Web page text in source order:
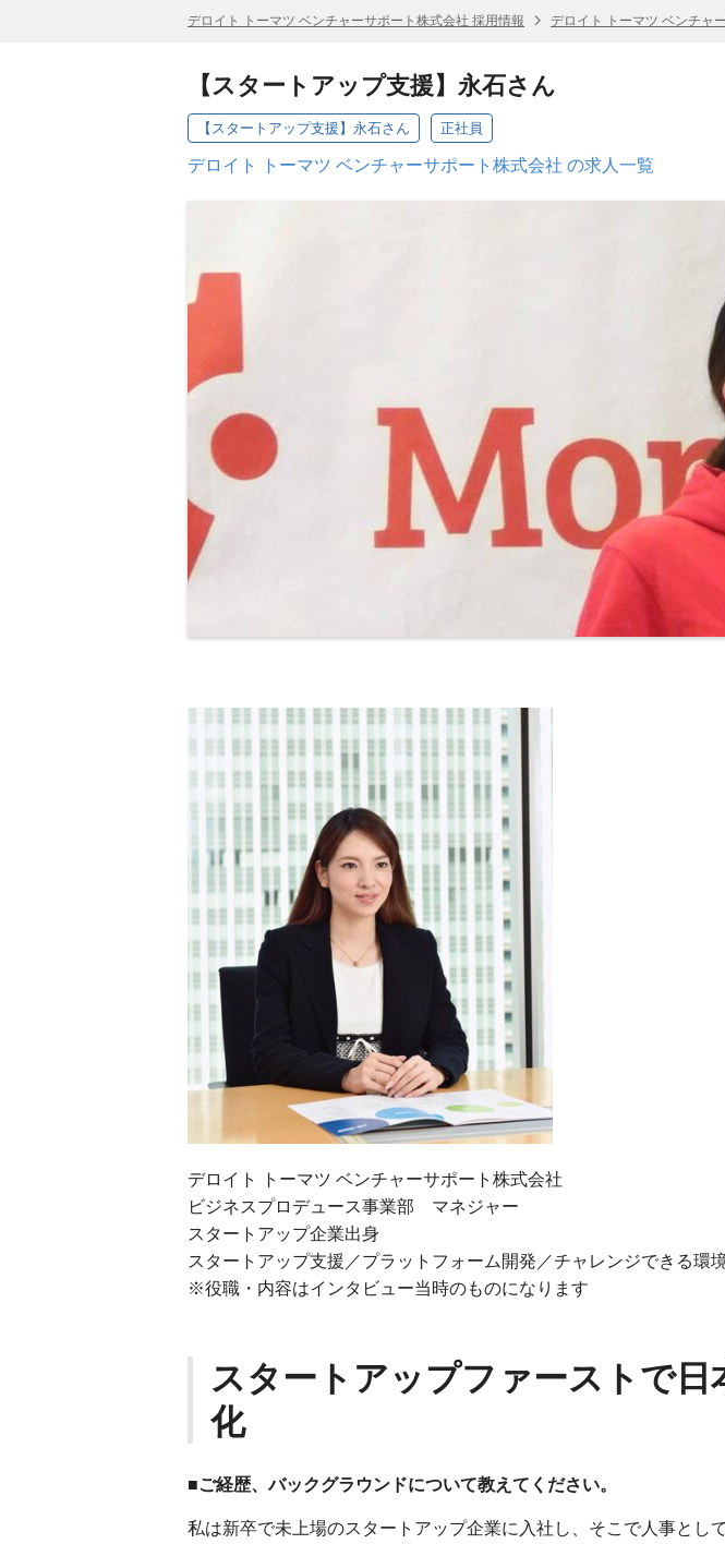
デロイト トーマツ ベンチャーサポート株式会社 採用情報 デロイト トーマツ ベンチャ
【スタートアップ支援】永石さん
【スタートアップ支援】永石さん 正社員
デロイト トーマツ ベンチャーサポート株式会社 の求人一覧
デロイト トーマツ ベンチャーサポート株式会社
ビジネスプロデュース事業部 マネジャー
スタートアップ企業出身
スタートアップ支援／プラットフォーム開発／チャレンジできる環
※役職・内容はインタビュー当時のものになります
スタートアップファーストで日
化
■ご経歴、バックグラウンドについて教えてください。
私は新卒で未上場のスタートアップ企業に入社し、そこで人事とし